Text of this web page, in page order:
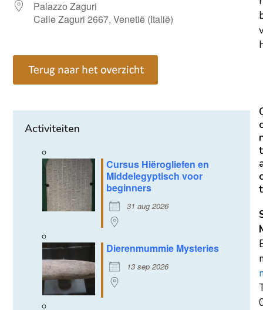
Palazzo Zaguri
Calle Zaguri 2667, Venetië (Italië)
Activiteiten
Cursus Hiërogliefen en
Middelegyptisch voor
beginners
31 aug 2026
Dierenmummie Mysteries
13 sep 2026
t
t